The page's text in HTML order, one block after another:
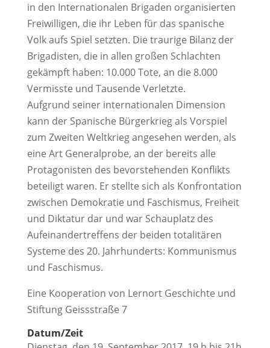
in den Internationalen Brigaden organisierten
Freiwilligen, die ihr Leben für das spanische
Volk aufs Spiel setzten. Die traurige Bilanz der
Brigadisten, die in allen großen Schlachten
gekämpft haben: 10.000 Tote, an die 8.000
Vermisste und Tausende Verletzte.
Aufgrund seiner internationalen Dimension
kann der Spanische Bürgerkrieg als Vorspiel
zum Zweiten Weltkrieg angesehen werden, als
eine Art Generalprobe, an der bereits alle
Protagonisten des bevorstehenden Konflikts
beteiligt waren. Er stellte sich als Konfrontation
zwischen Demokratie und Faschismus, Freiheit
und Diktatur dar und war Schauplatz des
Aufeinandertreffens der beiden totalitären
Systeme des 20. Jahrhunderts: Kommunismus
und Faschismus.
Eine Kooperation von Lernort Geschichte und
Stiftung Geissstraße 7
Datum/Zeit